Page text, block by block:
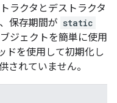
ラクタとデストラクタ
保存期間が static
ジェクトを簡単に使用
ドを使用して初期化し
されていません。